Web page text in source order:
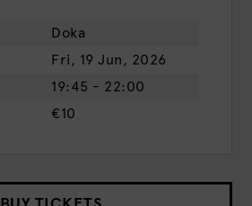
Doka
Fri, 19 Jun, 2026
19:45 - 22:00
€10